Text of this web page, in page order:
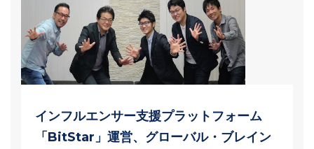
インフルエンサー支援プラットフォーム
「BitStar」運営、グローバル・ブレイン